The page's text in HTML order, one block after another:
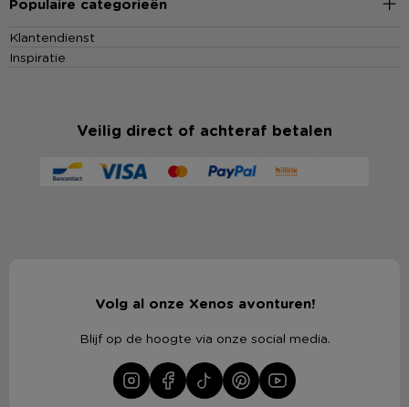
Klantendienst
Inspiratie
Veilig direct of achteraf betalen
Volg al onze Xenos avonturen!
Blijf op de hoogte via onze social media.